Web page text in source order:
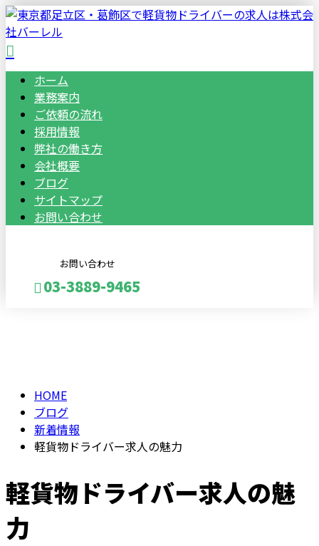
ホーム
業務案内
ご依頼の流れ
採用情報
弊社の働き方
会社概要
ブログ
サイトマップ
お問い合わせ
お問い合わせ
03-3889-9465
HOME
ブログ
新着情報
軽貨物ドライバー求人の魅力
軽貨物ドライバー求人の魅
力